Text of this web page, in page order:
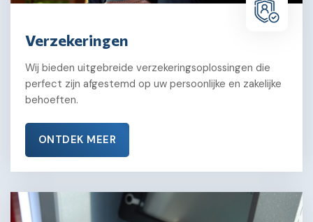
Verzekeringen
Wij bieden uitgebreide verzekeringsoplossingen die
perfect zijn afgestemd op uw persoonlijke en zakelijke
behoeften.
ONTDEK MEER